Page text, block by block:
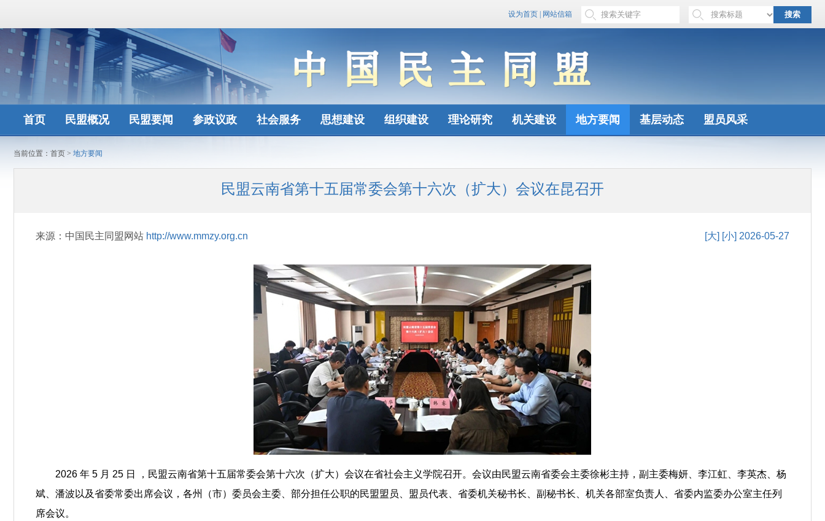
设为首页 网站信箱 搜索
首页 民盟概况 民盟要闻 参政议政 社会服务 思想建设 组织建设 理论研究 机关建设 地方要闻 基层动态 盟员风采
当前位置： 首页 > 地方要闻
民盟云南省第十五届常委会第十六次（扩大）会议在昆召开
来源：中国民主同盟网站 http://www.mmzy.org.cn [大] [小] 2026-05-27
2026 年 5 月 25 日 ，民盟云南省第十五届常委会第十六次（扩大）会议在省社会主义学院召开。会议由民盟云南省委会主委徐彬主持，副主委梅妍、李江虹、李英杰、杨
斌、潘波以及省委常委出席会议，各州（市）委员会主委、部分担任公职的民盟盟员、盟员代表、省委机关秘书长、副秘书长、机关各部室负责人、省委内监委办公室主任列
席会议。